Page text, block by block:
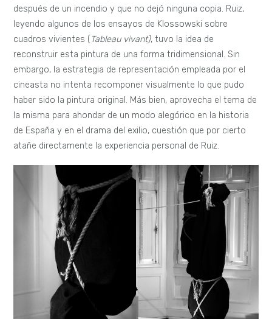
después de un incendio y que no dejó ninguna copia. Ruiz,
leyendo algunos de los ensayos de Klossowski sobre
cuadros vivientes ( Tableau vivant), tuvo la idea de
reconstruir esta pintura de una forma tridimensional. Sin
embargo, la estrategia de representación empleada por el
cineasta no intenta recomponer visualmente lo que pudo
haber sido la pintura original. Más bien, aprovecha el tema de
la misma para ahondar de un modo alegórico en la historia
de España y en el drama del exilio, cuestión que por cierto
atañe directamente la experiencia personal de Ruiz.